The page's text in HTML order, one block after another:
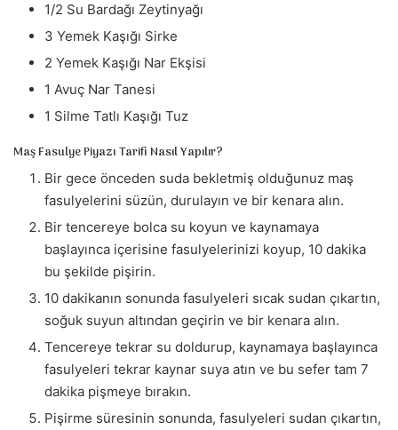
1/2 Su Bardağı Zeytinyağı
3 Yemek Kaşığı Sirke
2 Yemek Kaşığı Nar Ekşisi
1 Avuç Nar Tanesi
1 Silme Tatlı Kaşığı Tuz
Maş Fasulye Piyazı Tarifi Nasıl Yapılır?
Bir gece önceden suda bekletmiş olduğunuz maş
fasulyelerini süzün, durulayın ve bir kenara alın.
Bir tencereye bolca su koyun ve kaynamaya
başlayınca içerisine fasulyelerinizi koyup, 10 dakika
bu şekilde pişirin.
10 dakikanın sonunda fasulyeleri sıcak sudan çıkartın,
soğuk suyun altından geçirin ve bir kenara alın.
Tencereye tekrar su doldurup, kaynamaya başlayınca
fasulyeleri tekrar kaynar suya atın ve bu sefer tam 7
dakika pişmeye bırakın.
Pişirme süresinin sonunda, fasulyeleri sudan çıkartın,